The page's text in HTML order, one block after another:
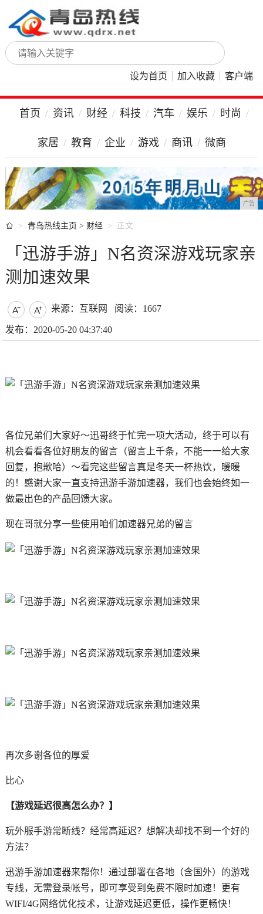
设为首页 加入收藏 客户端
首页 资讯 财经 科技 汽车 娱乐 时尚
家居 教育 企业 游戏 商讯 微商
广告
 青岛热线主页 > 财经 正文
「迅游手游」N名资深游戏玩家亲
测加速效果
  来源：互联网 阅读：1667
发布：2020-05-20 04:37:40
各位兄弟们大家好～迅哥终于忙完一项大活动，终于可以有
机会看看各位好朋友的留言（留言上千条，不能一一给大家
回复，抱歉哈）～看完这些留言真是冬天一杯热饮，暖暖
的！感谢大家一直支持迅游手游加速器，我们也会始终如一
做最出色的产品回馈大家。
现在哥就分享一些使用咱们加速器兄弟的留言
再次多谢各位的厚爱
比心
【游戏延迟很高怎么办？】
玩外服手游常断线？经常高延迟？想解决却找不到一个好的
方法？
迅游手游加速器来帮你！通过部署在各地（含国外）的游戏
专线，无需登录帐号，即可享受到免费不限时加速！更有
WIFI/4G网络优化技术，让游戏延迟更低，操作更畅快！